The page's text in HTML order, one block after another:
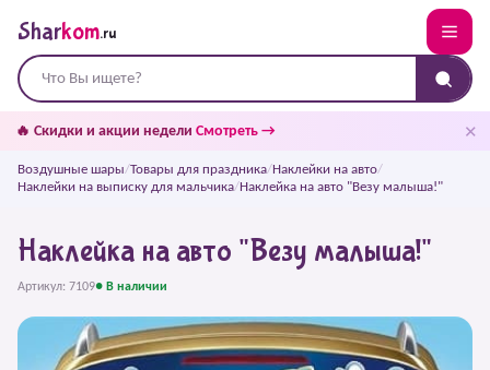
Sharkom.ru
🔥 Скидки и акции недели Смотреть → ✕
Воздушные шары/Товары для праздника/Наклейки на авто/
Наклейки на выписку для мальчика/Наклейка на авто "Везу малыша!"
Наклейка на авто "Везу малыша!"
Артикул: 7109● В наличии